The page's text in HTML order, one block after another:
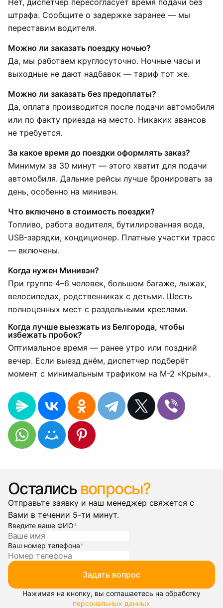
Нет, диспетчер пересогласует время подачи без
штрафа. Сообщите о задержке заранее — мы
переставим водителя.
Можно ли заказать поездку ночью?
Да, мы работаем круглосуточно. Ночные часы и
выходные не дают надбавок — тариф тот же.
Можно ли заказать без предоплаты?
Да, оплата производится после подачи автомобиля
или по факту приезда на место. Никаких авансов
не требуется.
За какое время до поездки оформлять заказ?
Минимум за 30 минут — этого хватит для подачи
автомобиля. Дальние рейсы лучше бронировать за
день, особенно на минивэн.
Что включено в стоимость поездки?
Топливо, работа водителя, бутилированная вода,
USB-зарядки, кондиционер. Платные участки трасс
— включены.
Когда нужен Минивэн?
При группе 4–6 человек, большом багаже, лыжах,
велосипедах, родственниках с детьми. Шесть
полноценных мест с раздельными креслами.
Когда лучше выезжать из Белгорода, чтобы
избежать пробок?
Оптимальное время — ранее утро или поздний
вечер. Если выезд днём, диспетчер подберёт
момент с минимальным трафиком на М-2 «Крым».
Остались вопросы?
Отправьте заявку и наш менеджер свяжется с
Вами в течении 5-ти минут.
Введите ваше ФИО*
Ваш номер телефона*
Задать вопрос
Нажимая на кнопку, вы соглашаетесь на обработку
персональных данных